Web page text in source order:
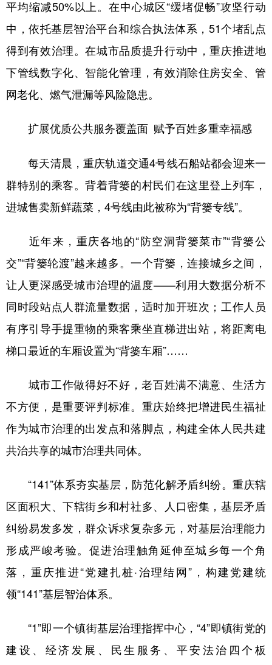
平均缩减50%以上。在中心城区“缓堵促畅”攻坚行动
中，依托基层智治平台和综合执法体系，51个堵乱点
得到有效治理。在城市品质提升行动中，重庆推进地
下管线数字化、智能化管理，有效消除住房安全、管
网老化、燃气泄漏等风险隐患。
扩展优质公共服务覆盖面 赋予百姓多重幸福感
每天清晨，重庆轨道交通4号线石船站都会迎来一
群特别的乘客。背着背篓的村民们在这里登上列车，
进城售卖新鲜蔬菜，4号线由此被称为“背篓专线”。
近年来，重庆各地的“防空洞背篓菜市”“背篓公
交”“背篓轮渡”越来越多。一个背篓，连接城乡之间，
让人更深感受城市治理的温度——利用大数据分析不
同时段站点人群流量数据，适时加开班次；工作人员
有序引导手提重物的乘客乘坐直梯进出站，将距离电
梯口最近的车厢设置为“背篓车厢”……
城市工作做得好不好，老百姓满不满意、生活方
不方便，是重要评判标准。重庆始终把增进民生福祉
作为城市治理的出发点和落脚点，构建全体人民共建
共治共享的城市治理共同体。
“141”体系夯实基层，防范化解矛盾纠纷。重庆辖
区面积大、下辖街乡和村社多、人口密集，基层矛盾
纠纷易发多发，群众诉求复杂多元，对基层治理能力
形成严峻考验。促进治理触角延伸至城乡每一个角
落，重庆推进“党建扎桩·治理结网”，构建党建统
领“141”基层智治体系。
“1”即一个镇街基层治理指挥中心，“4”即镇街党的
建设、经济发展、民生服务、平安法治四个板